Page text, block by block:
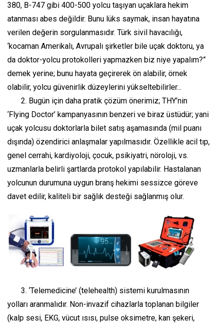
380, B-747 gibi 400-500 yolcu taşıyan uçaklara hekim
atanması abes değildir. Bunu lüks saymak, insan hayatına
verilen değerin sorgulanmasıdır. Türk sivil havacılığı,
‘kocaman Amerikalı, Avrupalı şirketler bile uçak doktoru, ya
da doktor-yolcu protokolleri yapmazken biz niye yapalım?”
demek yerine; bunu hayata geçirerek ön alabilir, örnek
olabilir, yolcu güvenirlik düzeylerini yükseltebilirler...
2. Bugün için daha pratik çözüm önerimiz; THY’nin
‘Flying Doctor’ kampanyasının benzeri ve biraz üstüdür; yani
uçak yolcusu doktorlarla bilet satış aşamasında (mil puanı
dışında) özendirici anlaşmalar yapılmasıdır. Özellikle acil tıp,
genel cerrahi, kardiyoloji, çocuk, psikiyatri, nöroloji, vs.
uzmanlarla belirli şartlarda protokol yapılabilir. Hastalanan
yolcunun durumuna uygun branş hekimi sessizce göreve
davet edilir, kaliteli bir sağlık desteği sağlanmış olur.
3. ‘Telemedicine’ (telehealth) sistemi kurulmasının
yolları aranmalıdır. Non-invazif cihazlarla toplanan bilgiler
(kalp sesi, EKG, vücut ısısı, pulse oksimetre, kan şekeri,